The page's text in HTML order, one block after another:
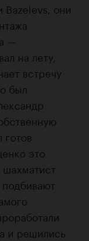
Bazelevs, они
—
на лету,
встречу
был
это
и решились